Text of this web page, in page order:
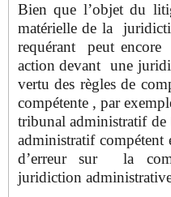
Bien que l’objet du
matérielle de la
requérant peut
action devant une
vertu des règles de
compétente , par
tribunal administratif
administratif compétent
d’erreur sur la
juridiction